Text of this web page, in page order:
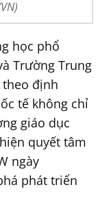
học phổ
Trường Trung
theo định
tế không chỉ
giáo dục
quyết tâm
ngày
phát triển